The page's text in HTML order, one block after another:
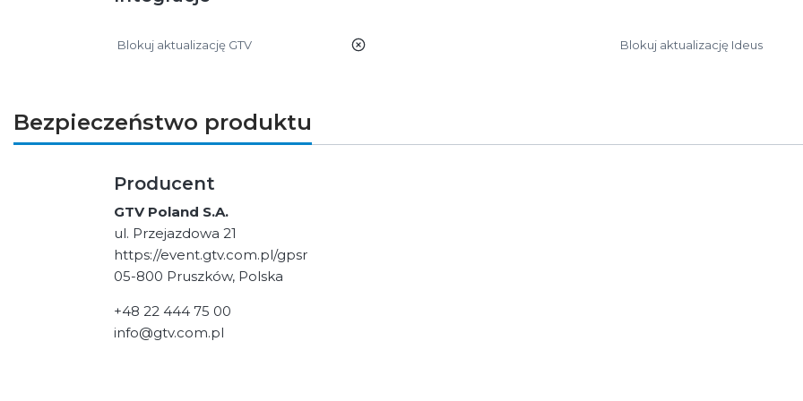
Blokuj aktualizację GTV nie Blokuj aktualizację Ideus
Bezpieczeństwo produktu
Producent
GTV Poland S.A.
ul. Przejazdowa 21
https://event.gtv.com.pl/gpsr
05-800 Pruszków, Polska
+48 22 444 75 00
info@gtv.com.pl